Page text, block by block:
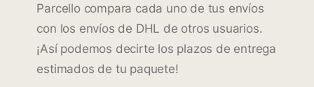
Parcello compara cada uno de tus envíos
con los envíos de DHL de otros usuarios.
¡Así podemos decirte los plazos de entrega
estimados de tu paquete!